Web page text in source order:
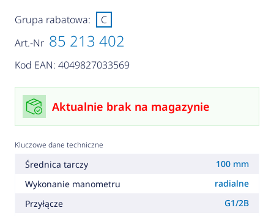
Art.-Nr 85 213 402
Kod EAN: 4049827033569
Grupa rabatowa: C
Aktualnie brak na magazynie
Kluczowe dane techniczne
Średnica tarczy
100 mm
Wykonanie manometru
radialne
Przyłącze
G1/2B